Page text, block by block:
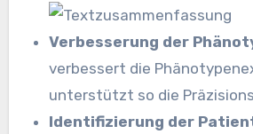
Verbesserung der
verbessert die
unterstützt so die
Identifizierung der